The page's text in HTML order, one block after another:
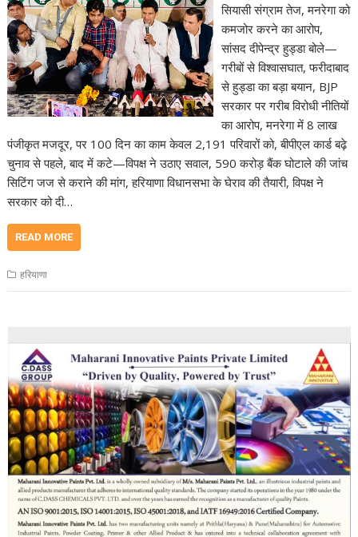
सियासी संग्राम तेज, मनरेगा को
कमजोर करने का आरोप,
सांसद दीपेन्द्र हुड्डा बोले—
गरीबों से विश्वासघात, फरीदाबाद
से हुड्डा का बड़ा बयान, BJP
सरकार पर गरीब विरोधी नीतियों
का आरोप, मनरेगा में 8 लाख
पंजीकृत मजदूर, पर 100 दिन का काम केवल 2,191 परिवारों को, बीपीएल कार्ड बढ़े
चुनाव से पहले, बाद में कटे—विपक्ष ने उठाए सवाल, 590 करोड़ बैंक घोटाले की जांच
सिटिंग जज से कराने की मांग, हरियाणा विधानसभा के घेराव की तैयारी, विपक्ष ने
सरकार को दी…
READ MORE
हरियाणा